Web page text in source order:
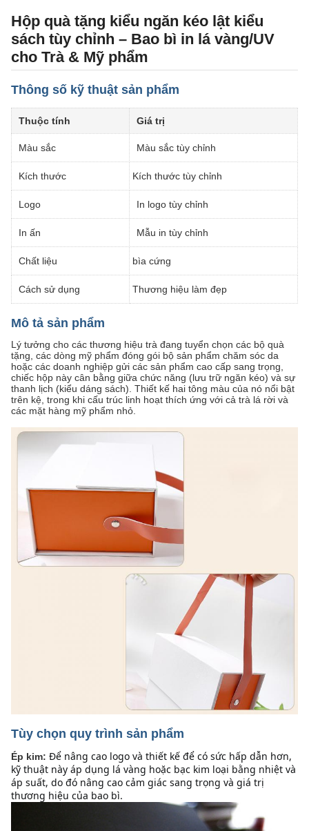
Hộp quà tặng kiểu ngăn kéo lật kiểu
sách tùy chỉnh – Bao bì in lá vàng/UV
cho Trà & Mỹ phẩm
Thông số kỹ thuật sản phẩm
Thuộc tính Giá trị
Màu sắc Màu sắc tùy chỉnh
Kích thước Kích thước tùy chỉnh
Logo In logo tùy chỉnh
In ấn Mẫu in tùy chỉnh
Chất liệu bìa cứng
Cách sử dụng Thương hiệu làm đẹp
Mô tả sản phẩm
Lý tưởng cho các thương hiệu trà đang tuyển chọn các bộ quà
tặng, các dòng mỹ phẩm đóng gói bộ sản phẩm chăm sóc da
hoặc các doanh nghiệp gửi các sản phẩm cao cấp sang trọng,
chiếc hộp này cân bằng giữa chức năng (lưu trữ ngăn kéo) và sự
thanh lịch (kiểu dáng sách). Thiết kế hai tông màu của nó nổi bật
trên kệ, trong khi cấu trúc linh hoạt thích ứng với cả trà lá rời và
các mặt hàng mỹ phẩm nhỏ.
Tùy chọn quy trình sản phẩm
Ép kim: Để nâng cao logo và thiết kế để có sức hấp dẫn hơn,
kỹ thuật này áp dụng lá vàng hoặc bạc kim loại bằng nhiệt và
áp suất, do đó nâng cao cảm giác sang trọng và giá trị
thương hiệu của bao bì.